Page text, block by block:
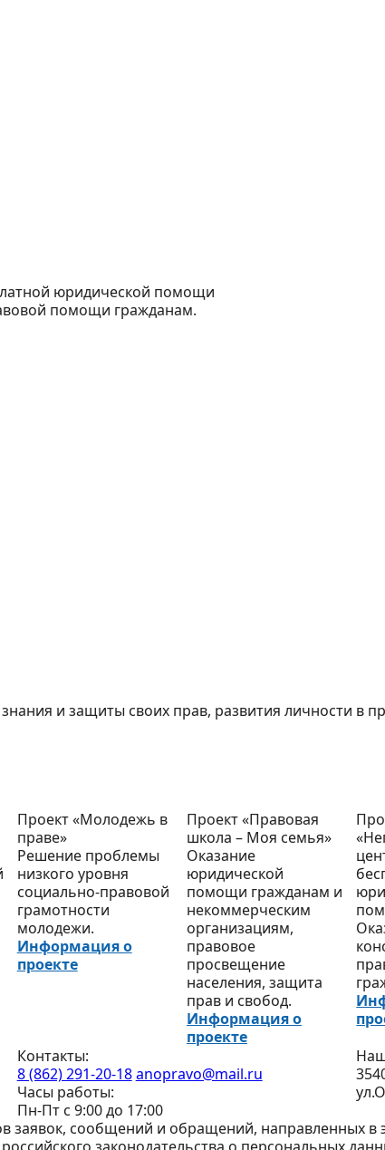
юридической помощи
помощи гражданам.
и защиты своих прав, развития личности в
Проект «Молодежь в
праве»
Решение проблемы
низкого уровня
социально-правовой
грамотности
молодежи.
Информация о
проекте
Проект «Правовая
школа – Моя семья»
Оказание
юридической
помощи гражданам и
некоммерческим
организациям,
правовое
просвещение
населения, защита
прав и свобод.
Информация о
проекте
Контакты:
8 (862) 291-20-18anopravo@mail.ru
Часы работы:
Пн-Пт с 9:00 до 17:00
сообщений и обращений, направленных в